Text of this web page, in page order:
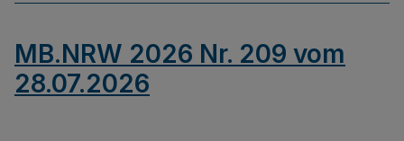
MB.NRW 2026 Nr. 209 vom
28.07.2026